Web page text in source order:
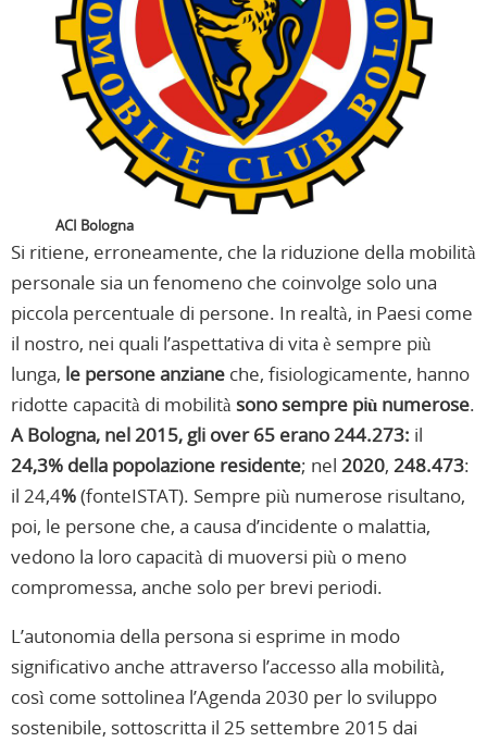
ACI Bologna
Si ritiene, erroneamente, che la riduzione della mobilità
personale sia un fenomeno che coinvolge solo una
piccola percentuale di persone. In realtà, in Paesi come
il nostro, nei quali l’aspettativa di vita è sempre più
lunga, le persone anziane che, fisiologicamente, hanno
ridotte capacità di mobilità sono sempre più numerose.
A Bologna, nel 2015, gli over 65 erano 244.273: il
24,3% della popolazione residente; nel 2020, 248.473:
il 24,4%(fonteISTAT). Sempre più numerose risultano,
poi, le persone che, a causa d’incidente o malattia,
vedono la loro capacità di muoversi più o meno
compromessa, anche solo per brevi periodi.
L’autonomia della persona si esprime in modo
significativo anche attraverso l’accesso alla mobilità,
così come sottolinea l’Agenda 2030 per lo sviluppo
sostenibile, sottoscritta il 25 settembre 2015 dai